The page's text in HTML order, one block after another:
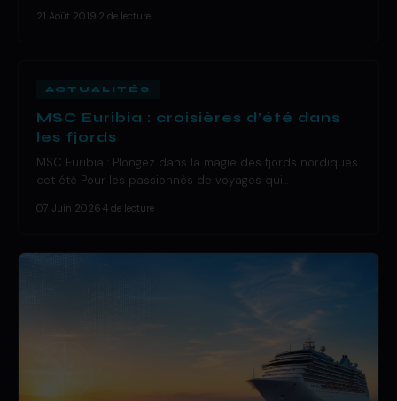
21 Août 2019 2 de lecture
ACTUALITÉS
MSC Euribia : croisières d’été dans
les fjords
MSC Euribia : Plongez dans la magie des fjords nordiques
cet été Pour les passionnés de voyages qui…
07 Juin 2026 4 de lecture